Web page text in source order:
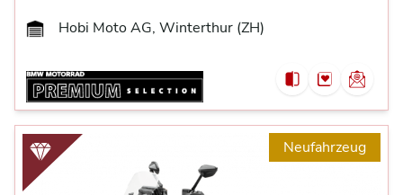
Hobi Moto AG, Winterthur (ZH)
Neufahrzeug